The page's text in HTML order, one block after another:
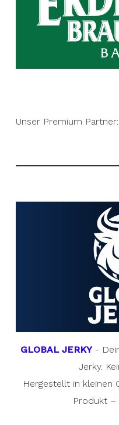
Unser Premium Partner:
GLOBAL JERKY-
Jerky.
Hergestellt in kleinen
Produkt –